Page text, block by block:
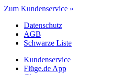
Zum Kundenservice »
Datenschutz
AGB
Schwarze Liste
Kundenservice
Flüge.de App